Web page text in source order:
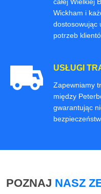
Wickham i
dostosowując
potrzeb
USŁUGI
Zapewniamy
między
gwarantując
POZNAJ NASZ